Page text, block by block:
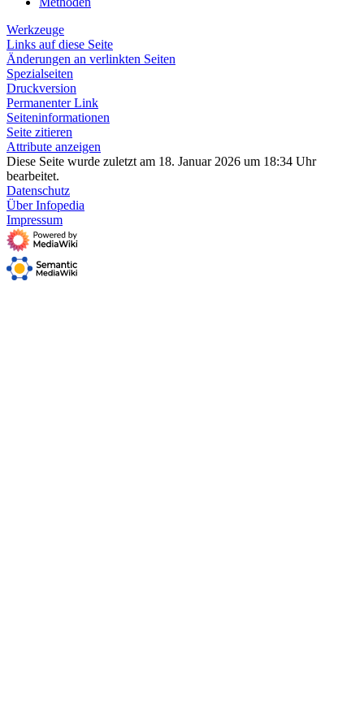
Werkzeuge
Links auf diese Seite
Änderungen an verlinkten Seiten
Spezialseiten
Druckversion
Permanenter Link
Seiten­­informationen
Seite zitieren
Attribute anzeigen
Diese Seite wurde zuletzt am 18. Januar 2026 um 18:34 Uhr
bearbeitet.
Datenschutz
Über Infopedia
Impressum